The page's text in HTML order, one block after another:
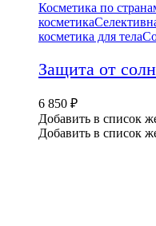
Косметика по
косметика
косметика для тела
Защита от
6 850 ₽
Добавить в список
Добавить в список